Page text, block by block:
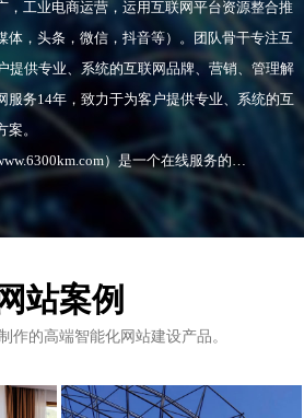
，工业电商运营，运用互联网平台资源整合推
体，头条，微信，抖音等）。团队骨干专注互
提供专业、系统的互联网品牌、营销、管理解
服务14年，致力于为客户提供专业、系统的互
。
）是一个在线服务的
业用户提供一站式的多元、高效、易用的互
营服务体系。招财猫已帮助数万企业用户有效
网站案例
作的高端智能化网站建设产品。